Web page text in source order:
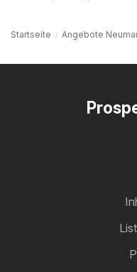
Startseite Angebote